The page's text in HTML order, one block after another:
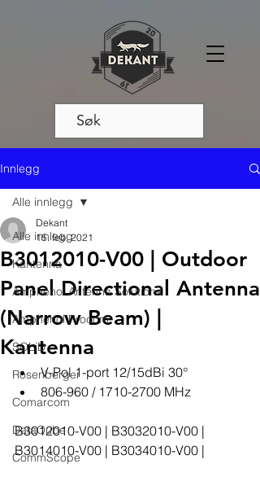
Innlegg
Alle innlegg
Kantenna
Amphenol Antenna Solutions
Amphenol Procom
SOLiD
Rosenberger
Comarcom
DataQube
CommScope
Alle innlegg
B3012010-V00 | Outdoor
Panel Directional Antenna
(Narrow Beam) |
Kantenna
Dekant
15. feb. 2021
V-Pol 1-port 12/15dBi 30°
806-960 / 1710-2700 MHz
B3012010-V00 | B3032010-V00 |
B3014010-V00 | B3034010-V00 |